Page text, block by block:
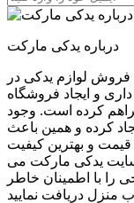
درباره یدکی مارکت
لوازم یدکی در
و ایجاد فروشگاه
کرده است. وجود
کرده و همین باعث
و بهترین کیفیت
یدکی مارکت می
را با اطمینان خاطر